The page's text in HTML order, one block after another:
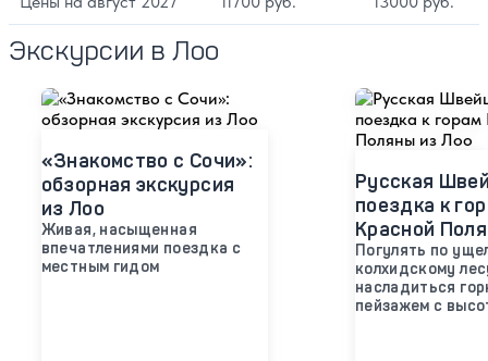
Экскурсии в Лоо
«Знакомство с Сочи»:
обзорная экскурсия
из Лоо
Живая, насыщенная
впечатлениями поездка с
местным гидом
Русская
поездка к
Красной
Погулять по
колхидскому
насладиться
пейзажем с